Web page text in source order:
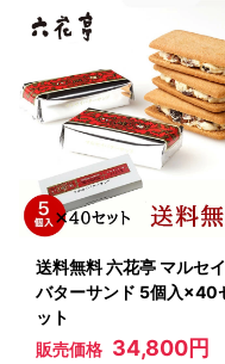
送料無料 六花亭 マルセイ
バターサンド 5個入×40
ット
販売価格 34,800円